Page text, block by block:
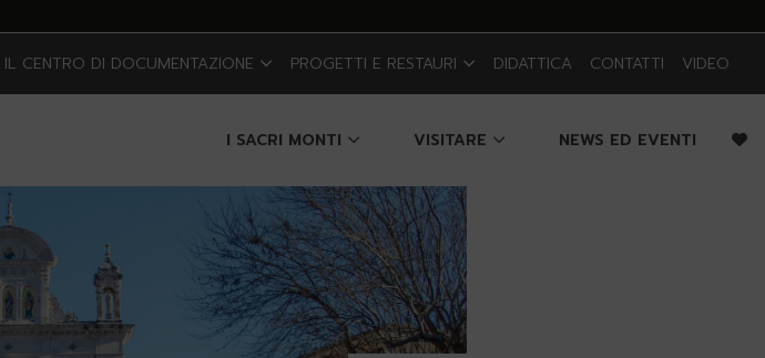
IL CENTRO DI DOCUMENTAZIONE PROGETTI E RESTAURI DIDATTICA CONTATTI VIDEO
I SACRI MONTI VISITARE NEWS ED EVENTI